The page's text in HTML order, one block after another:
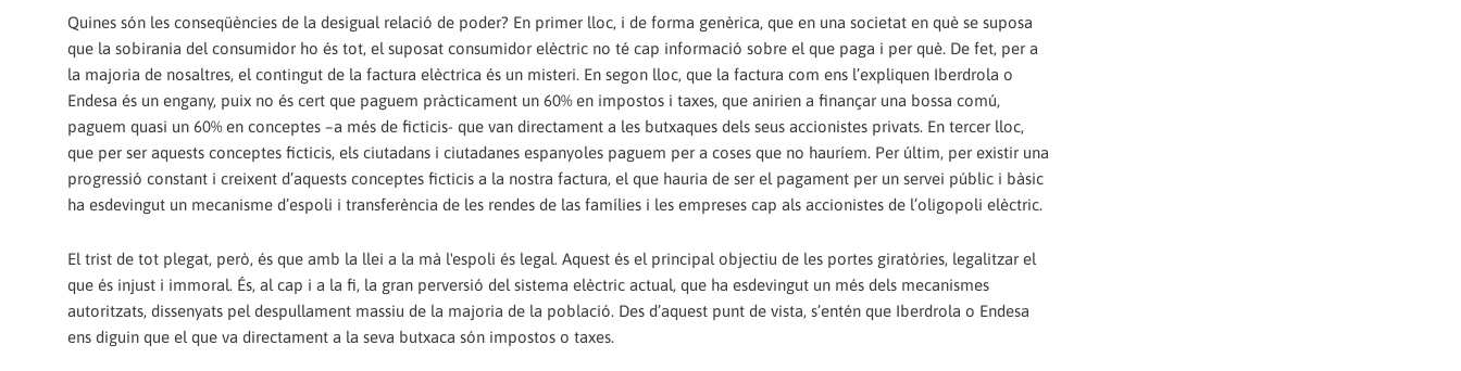
Quines són les conseqüències de la desigual relació de poder? En primer lloc, i de forma genèrica, que en una societat en què se suposa
que la sobirania del consumidor ho és tot, el suposat consumidor elèctric no té cap informació sobre el que paga i per què. De fet, per a
la majoria de nosaltres, el contingut de la factura elèctrica és un misteri. En segon lloc, que la factura com ens l’expliquen Iberdrola o
Endesa és un engany, puix no és cert que paguem pràcticament un 60% en impostos i taxes, que anirien a finançar una bossa comú,
paguem quasi un 60% en conceptes –a més de ficticis- que van directament a les butxaques dels seus accionistes privats. En tercer lloc,
que per ser aquests conceptes ficticis, els ciutadans i ciutadanes espanyoles paguem per a coses que no hauríem. Per últim, per existir una
progressió constant i creixent d’aquests conceptes ficticis a la nostra factura, el que hauria de ser el pagament per un servei públic i bàsic
ha esdevingut un mecanisme d’espoli i transferència de les rendes de las famílies i les empreses cap als accionistes de l’oligopoli elèctric.
El trist de tot plegat, però, és que amb la llei a la mà l'espoli és legal. Aquest és el principal objectiu de les portes giratòries, legalitzar el
que és injust i immoral. És, al cap i a la fi, la gran perversió del sistema elèctric actual, que ha esdevingut un més dels mecanismes
autoritzats, dissenyats pel despullament massiu de la majoria de la població. Des d’aquest punt de vista, s’entén que Iberdrola o Endesa
ens diguin que el que va directament a la seva butxaca són impostos o taxes.